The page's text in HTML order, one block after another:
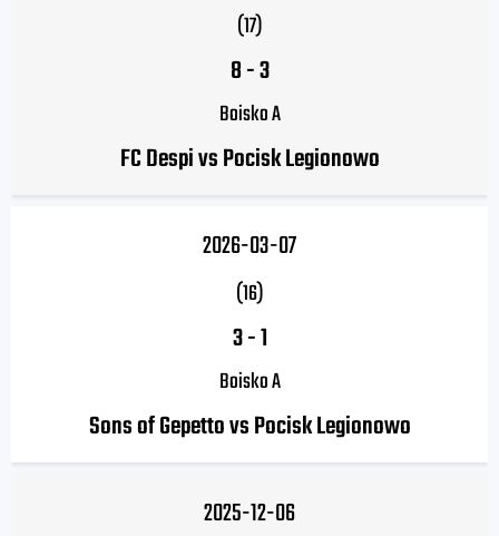
(17)
8-3
Boisko A
FC Despi vs Pocisk Legionowo
2026-03-07
(16)
3-1
Boisko A
Sons of Gepetto vs Pocisk Legionowo
2025-12-06